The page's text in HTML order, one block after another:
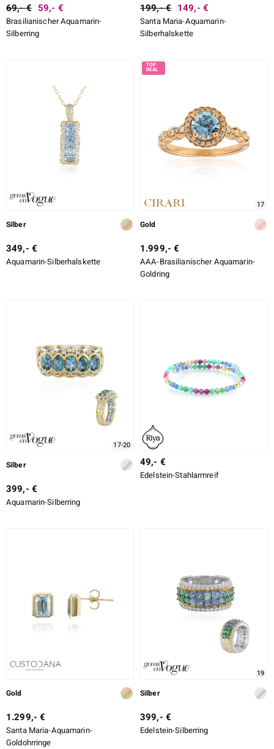
69,- € 59,- €
Brasilianischer Aquamarin-
Silberring
199,- € 149,- €
Santa Maria-Aquamarin-
Silberhalskette
Silber
349,- €
Aquamarin-Silberhalskette
17
Gold
1.999,- €
AAA-Brasilianischer Aquamarin-
Goldring
17-20
Silber
399,- €
Aquamarin-Silberring
49,- €
Edelstein-Stahlarmreif
Gold
1.299,- €
Santa Maria-Aquamarin-
Goldohrringe
19
Silber
399,- €
Edelstein-Silberring